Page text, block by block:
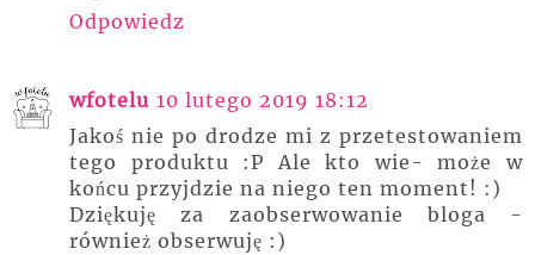
Odpowiedz
wfotelu 10 lutego 2019 18:12
Jakoś nie po drodze mi z przetestowaniem
tego produktu :P Ale kto wie- może w
końcu przyjdzie na niego ten moment! :)
Dziękuję za zaobserwowanie bloga -
również obserwuję :)